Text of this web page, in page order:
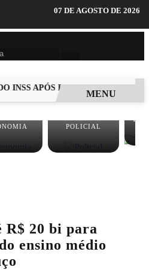
07 DE AGOSTO DE 2026
APÓS FALECIMENTO DO
MENU
POLICIAL
R$ 20 bi para
ensino médio